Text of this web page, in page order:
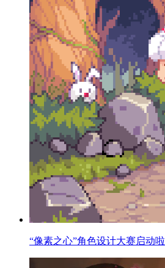
“像素之心”角色设计大赛启动啦